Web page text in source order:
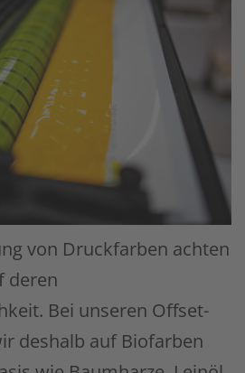
von Druckfarben achten
deren
Bei unseren Offset-
deshalb auf Biofarben